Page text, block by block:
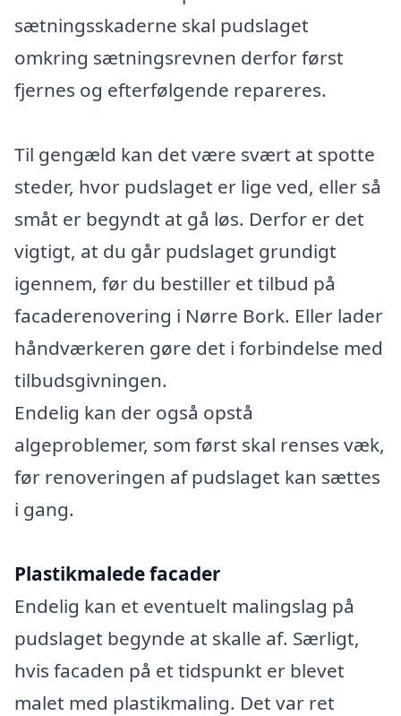
sætningsskaderne skal pudslaget
omkring sætningsrevnen derfor først
fjernes og efterfølgende repareres.
Til gengæld kan det være svært at spotte
steder, hvor pudslaget er lige ved, eller så
småt er begyndt at gå løs. Derfor er det
vigtigt, at du går pudslaget grundigt
igennem, før du bestiller et tilbud på
facaderenovering i Nørre Bork. Eller lader
håndværkeren gøre det i forbindelse med
tilbudsgivningen.
Endelig kan der også opstå
algeproblemer, som først skal renses væk,
før renoveringen af pudslaget kan sættes
i gang.
Plastikmalede facader
Endelig kan et eventuelt malingslag på
pudslaget begynde at skalle af. Særligt,
hvis facaden på et tidspunkt er blevet
malet med plastikmaling. Det var ret